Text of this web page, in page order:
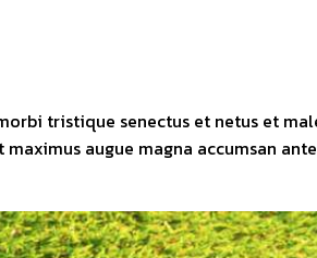
tristique senectus et netus et
augue magna accumsan